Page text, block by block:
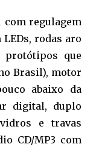
com regulagem
rodas aro
protótipos que
Brasil), motor
abaixo da
digital, duplo
e travas
CD/MP3 com